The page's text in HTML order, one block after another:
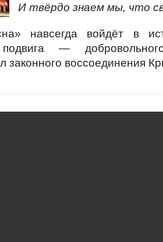
И твёрдо знаем мы, что
навсегда войдёт в
подвига —
законного воссоединения